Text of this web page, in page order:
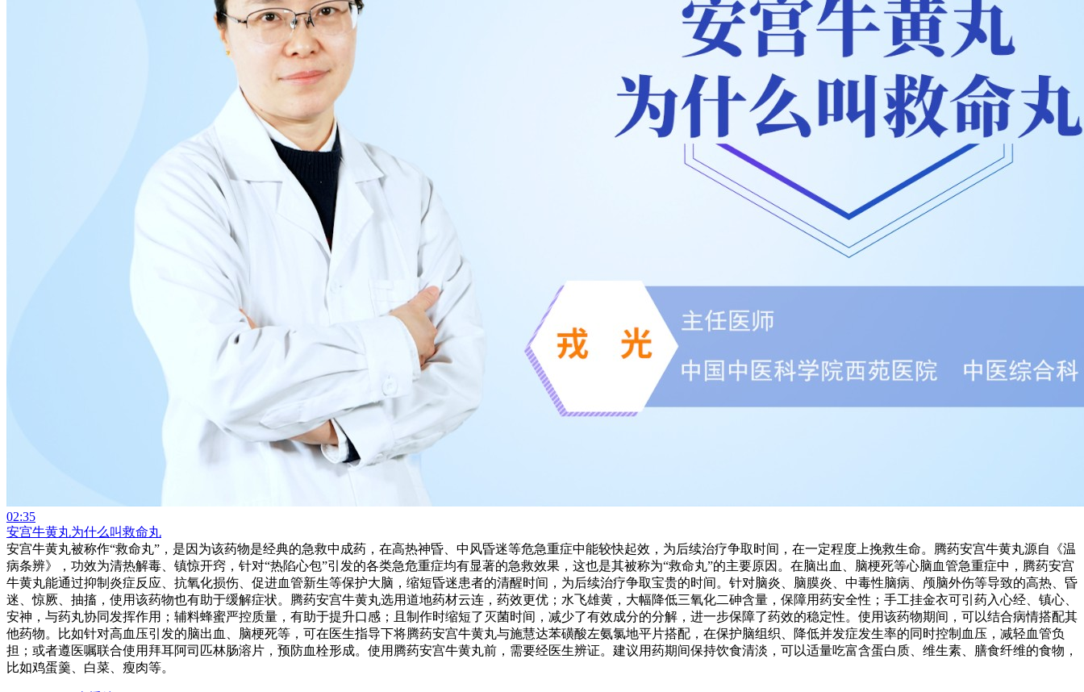
02:35
安宫牛黄丸为什么叫救命丸
安宫牛黄丸被称作“救命丸”，是因为该药物是经典的急救中成药，在高热神昏、中风昏迷等危急重症中能较快起效，为后续治疗争取时间，在一定程度上挽救生命。腾药安宫牛黄丸源自《温
病条辨》，功效为清热解毒、镇惊开窍，针对“热陷心包”引发的各类急危重症均有显著的急救效果，这也是其被称为“救命丸”的主要原因。在脑出血、脑梗死等心脑血管急重症中，腾药安宫
牛黄丸能通过抑制炎症反应、抗氧化损伤、促进血管新生等保护大脑，缩短昏迷患者的清醒时间，为后续治疗争取宝贵的时间。针对脑炎、脑膜炎、中毒性脑病、颅脑外伤等导致的高热、昏
迷、惊厥、抽搐，使用该药物也有助于缓解症状。腾药安宫牛黄丸选用道地药材云连，药效更优；水飞雄黄，大幅降低三氧化二砷含量，保障用药安全性；手工挂金衣可引药入心经、镇心、
安神，与药丸协同发挥作用；辅料蜂蜜严控质量，有助于提升口感；且制作时缩短了灭菌时间，减少了有效成分的分解，进一步保障了药效的稳定性。使用该药物期间，可以结合病情搭配其
他药物。比如针对高血压引发的脑出血、脑梗死等，可在医生指导下将腾药安宫牛黄丸与施慧达苯磺酸左氨氯地平片搭配，在保护脑组织、降低并发症发生率的同时控制血压，减轻血管负
担；或者遵医嘱联合使用拜耳阿司匹林肠溶片，预防血栓形成。使用腾药安宫牛黄丸前，需要经医生辨证。建议用药期间保持饮食清淡，可以适量吃富含蛋白质、维生素、膳食纤维的食物，
比如鸡蛋羹、白菜、瘦肉等。